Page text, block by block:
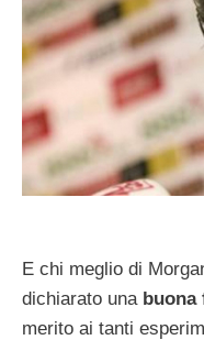
E chi meglio di
dichiarato una buona
merito ai tanti